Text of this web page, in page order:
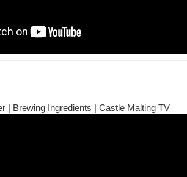
| Brewing Ingredients | Castle Malting TV